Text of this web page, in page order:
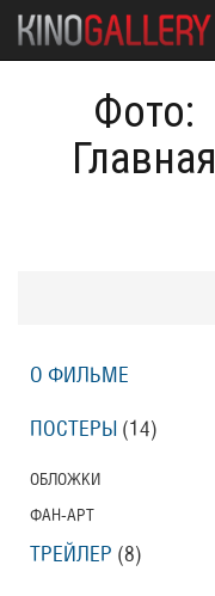
Фото:
Главная
О ФИЛЬМЕ
ПОСТЕРЫ (14)
ОБЛОЖКИ
ФАН-АРТ
ТРЕЙЛЕР (8)